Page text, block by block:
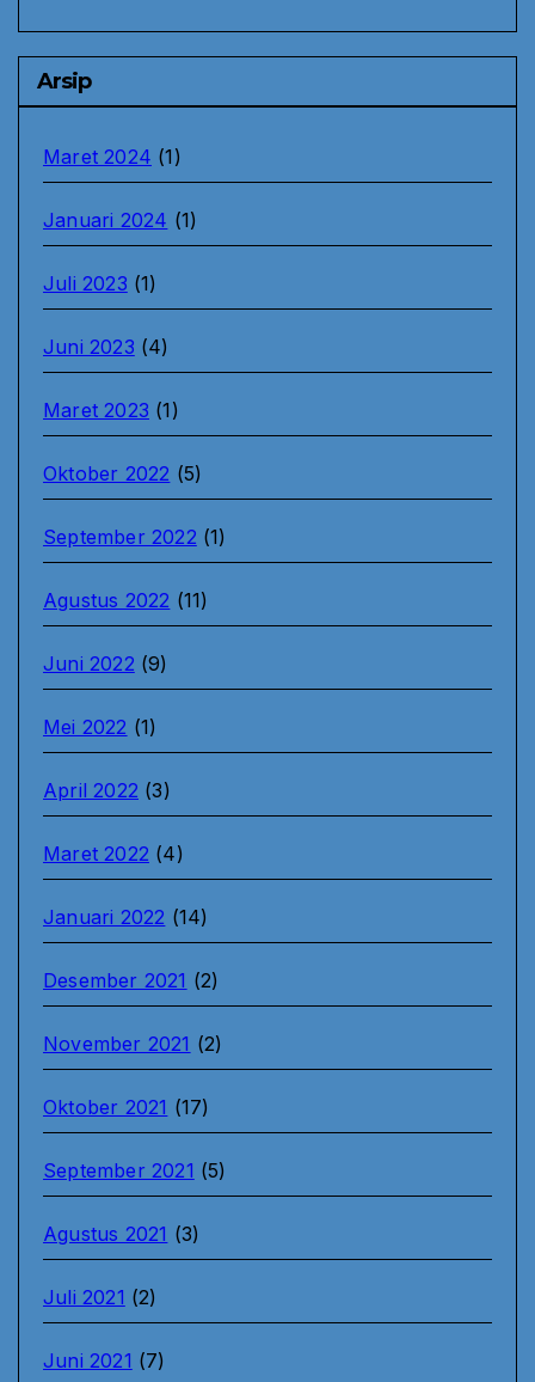
Arsip
Maret 2024 (1)
Januari 2024 (1)
Juli 2023 (1)
Juni 2023 (4)
Maret 2023 (1)
Oktober 2022 (5)
September 2022 (1)
Agustus 2022 (11)
Juni 2022 (9)
Mei 2022 (1)
April 2022 (3)
Maret 2022 (4)
Januari 2022 (14)
Desember 2021 (2)
November 2021 (2)
Oktober 2021 (17)
September 2021 (5)
Agustus 2021 (3)
Juli 2021 (2)
Juni 2021 (7)